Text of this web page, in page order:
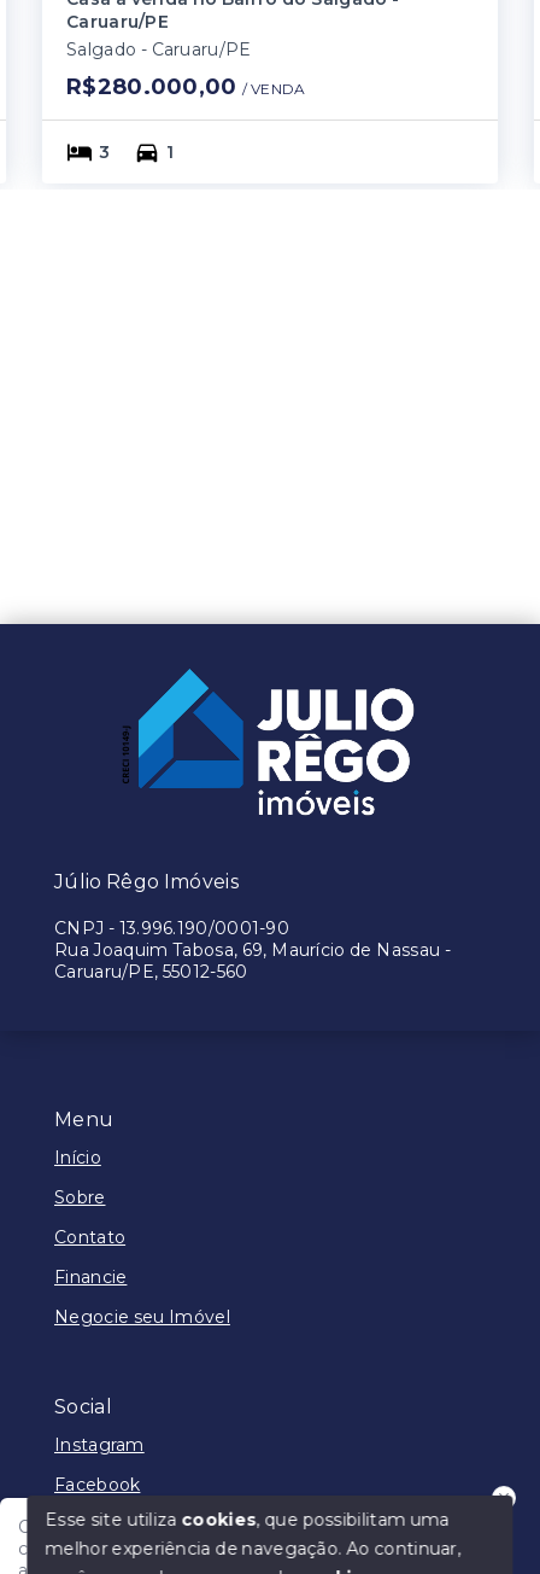
Caruaru/PE
Salgado - Caruaru/PE
R$280.000,00 / VENDA
3 1
Olá! Nosso atendimento funciona em horário
comercial e em breve vamos responder para te
Menu
Início
Sobre
Contato
Financie
Negocie seu Imóvel
Social
Instagram
Facebook
Júlio Rêgo Imóveis
CNPJ - 13.996.190/0001-90
Rua Joaquim Tabosa, 69, Maurício de Nassau -
Caruaru/PE, 55012-560
Esse site utiliza cookies, que possibilitam uma
melhor experiência de navegação.Ao continuar,